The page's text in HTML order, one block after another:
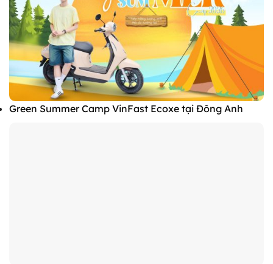
Green Summer Camp VinFast Ecoxe tại Đông Anh